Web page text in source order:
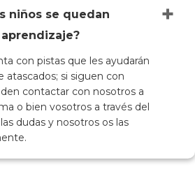
niños se quedan
+
con pistas que les ayudarán
atascados; si siguen con
contactar con nosotros a
o bien vosotros a través del
dudas y nosotros os las